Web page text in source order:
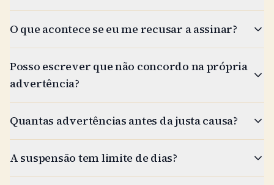
O que acontece se eu me recusar a assinar?
Posso escrever que não concordo na própria
advertência?
Quantas advertências antes da justa causa?
A suspensão tem limite de dias?